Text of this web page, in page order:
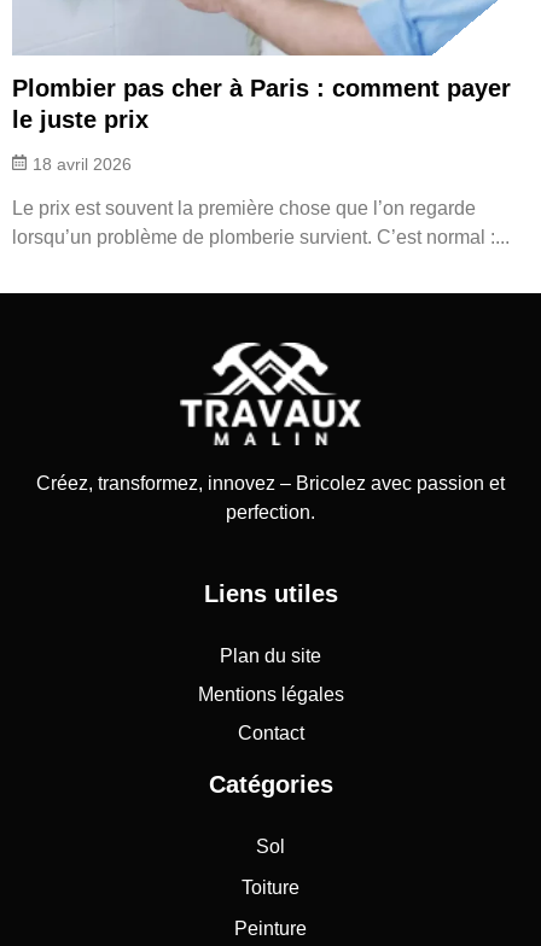
Plombier pas cher à Paris : comment payer
le juste prix
18 avril 2026
Le prix est souvent la première chose que l’on regarde
lorsqu’un problème de plomberie survient. C’est normal :...
Créez, transformez, innovez – Bricolez avec passion et
perfection.
Liens utiles
Plan du site
Mentions légales
Contact
Catégories
Sol
Toiture
Peinture